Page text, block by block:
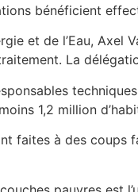
bénéficient
et de l’Eau, Axel
La
1,2 million
faites à des coups